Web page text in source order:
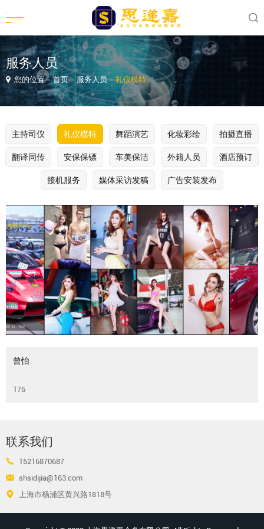
服务人员
您的位置 - 首页 - 服务人员 - 礼仪模特
主持司仪 礼仪模特 舞蹈演艺 化妆彩绘 拍摄直播
翻译同传 安保保镖 车美保洁 外籍人员 酒店预订
接机服务 媒体采访发稿 广告安装发布
曾怡
176
联系我们
15216870687
shsidijia@163.com
上海市杨浦区黄兴路1818号